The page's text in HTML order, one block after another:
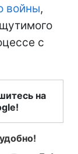
войны,
с
на